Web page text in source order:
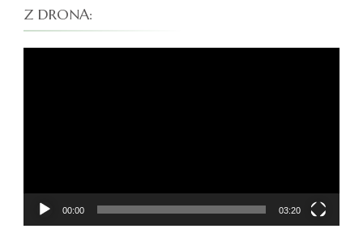
Z DRONA:
00:00 03:20